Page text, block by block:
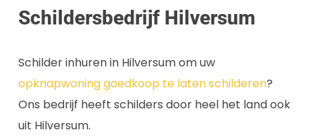
Schildersbedrijf Hilversum
Schilder inhuren in Hilversum om uw
opknapwoning goedkoop te laten schilderen?
Ons bedrijf heeft schilders door heel het land ook
uit Hilversum.